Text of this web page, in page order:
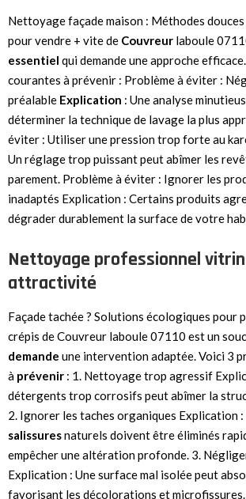
Nettoyage façade maison : Méthodes douces
pour vendre + vite de Couvreur laboule
essentiel qui demande une approche
courantes à prévenir : Problème à éviter :
préalable Explication : Une analyse
déterminer la technique de lavage la plus
éviter : Utiliser une pression trop forte au
Un réglage trop puissant peut abîmer les
parement. Problème à éviter : Ignorer les
inadaptés Explication : Certains produits
dégrader durablement la surface de votre
Nettoyage professionnel
attractivité
Façade tachée ? Solutions écologiques pour
crépis de Couvreur laboule 07110 est un
demande une intervention adaptée. Voici 3
à prévenir : 1. Nettoyage trop agressif
détergents trop corrosifs peut abîmer la
2. Ignorer les taches organiques Explication :
salissuresnaturels doivent être éliminés
empêcher une altération profonde. 3.
Explication : Une surface mal isolée peut
favorisant les décolorations et microfissures.